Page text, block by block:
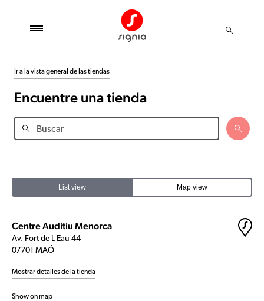
Ir a la vista general de las tiendas
Encuentre una tienda
List view Map view
Centre Auditiu Menorca
Av. Fort de L Eau 44
07701 MAÓ
Mostrar detalles de la tienda
Show on map